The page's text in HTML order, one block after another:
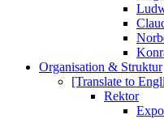
Organisation & Struktur
[Translate to
Rektor